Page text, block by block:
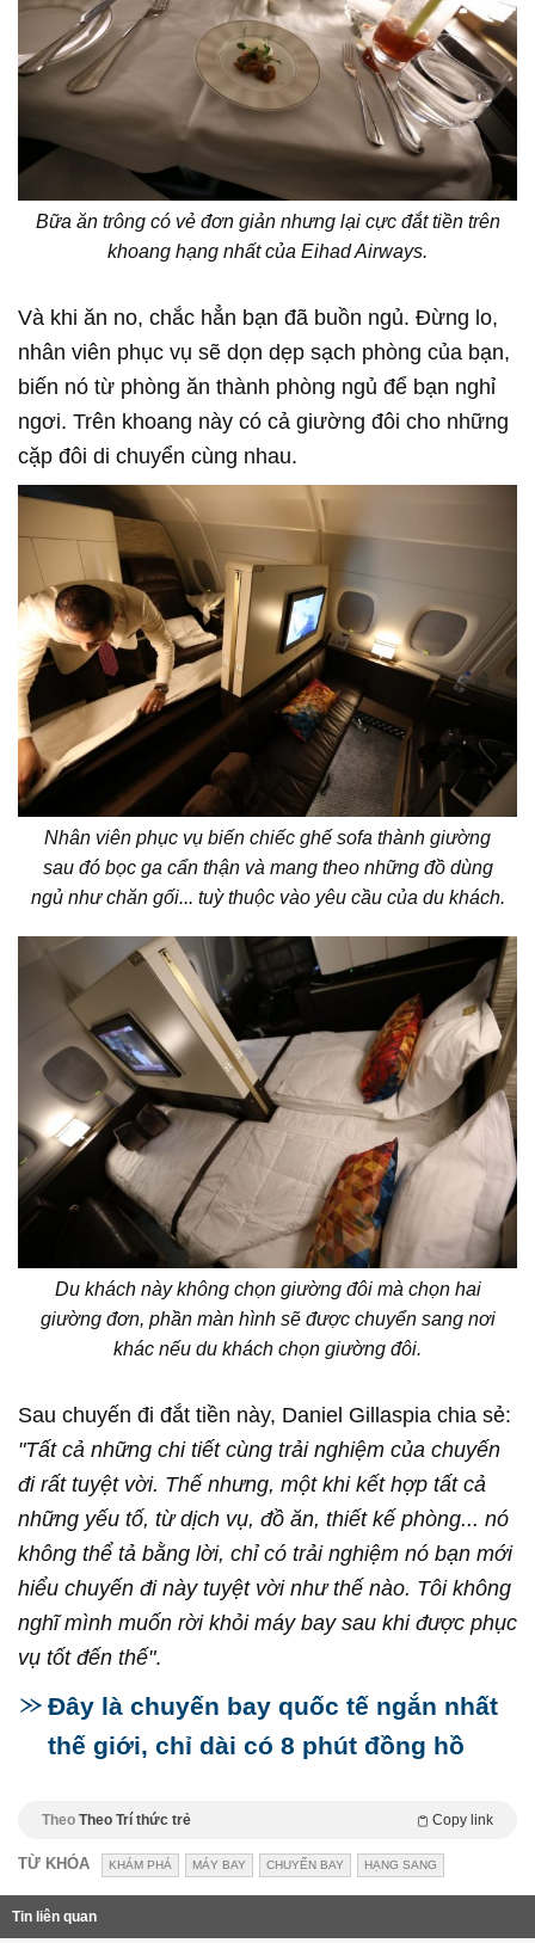
Bữa ăn trông có vẻ đơn giản nhưng lại cực đắt tiền trên
khoang hạng nhất của Eihad Airways.
Và khi ăn no, chắc hẳn bạn đã buồn ngủ. Đừng lo,
nhân viên phục vụ sẽ dọn dẹp sạch phòng của bạn,
biến nó từ phòng ăn thành phòng ngủ để bạn nghỉ
ngơi. Trên khoang này có cả giường đôi cho những
cặp đôi di chuyển cùng nhau.
Nhân viên phục vụ biến chiếc ghế sofa thành giường
sau đó bọc ga cẩn thận và mang theo những đồ dùng
ngủ như chăn gối... tuỳ thuộc vào yêu cầu của du khách.
Du khách này không chọn giường đôi mà chọn hai
giường đơn, phần màn hình sẽ được chuyển sang nơi
khác nếu du khách chọn giường đôi.
Sau chuyến đi đắt tiền này, Daniel Gillaspia chia sẻ:
"Tất cả những chi tiết cùng trải nghiệm của chuyến
đi rất tuyệt vời. Thế nhưng, một khi kết hợp tất cả
những yếu tố, từ dịch vụ, đồ ăn, thiết kế phòng... nó
không thể tả bằng lời, chỉ có trải nghiệm nó bạn mới
hiểu chuyến đi này tuyệt vời như thế nào. Tôi không
nghĩ mình muốn rời khỏi máy bay sau khi được phục
vụ tốt đến thế".
Đây là chuyến bay quốc tế ngắn nhất
thế giới, chỉ dài có 8 phút đồng hồ
Theo Theo Trí thức trẻ Copy link
TỪ KHÓA KHÁM PHÁ MÁY BAY CHUYẾN BAY HẠNG SANG
Tin liên quan